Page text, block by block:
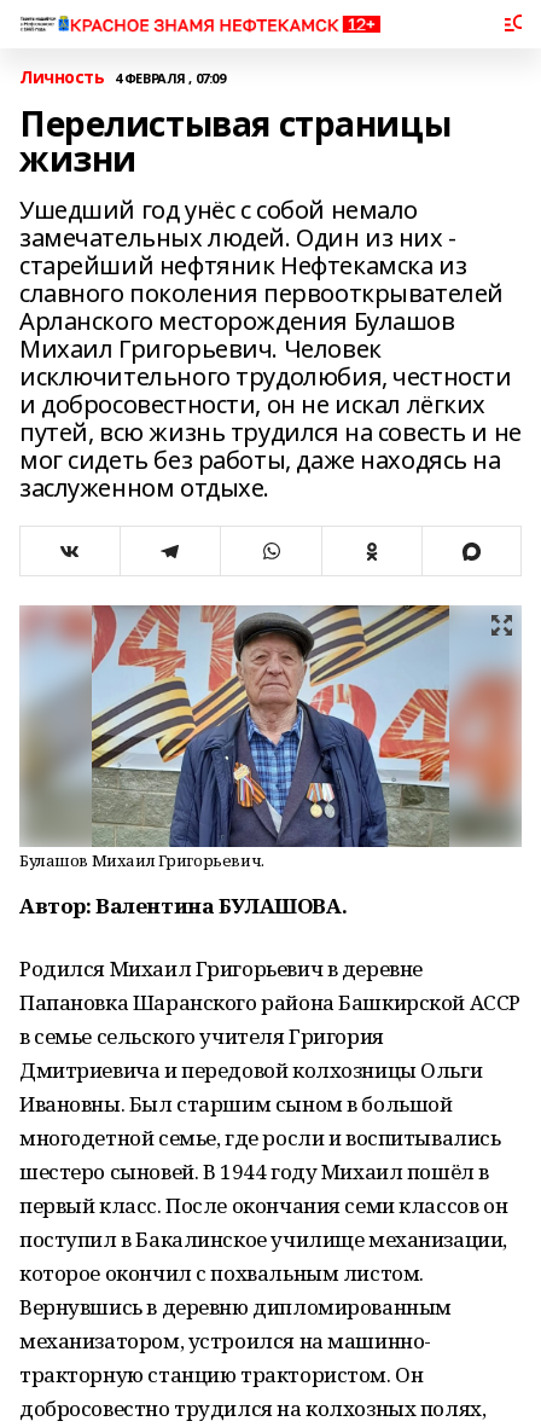
Личность 4 ФЕВРАЛЯ , 07:09
Перелистывая страницы
жизни
Ушедший год унёс с собой немало
замечательных людей. Один из них -
старейший нефтяник Нефтекамска из
славного поколения первооткрывателей
Арланского месторождения Булашов
Михаил Григорьевич. Человек
исключительного трудолюбия, честности
и добросовестности, он не искал лёгких
путей, всю жизнь трудился на совесть и не
мог сидеть без работы, даже находясь на
заслуженном отдыхе.
Булашов Михаил Григорьевич.
Автор: Валентина БУЛАШОВА.
Родился Михаил Григорьевич в деревне
Папановка Шаранского района Башкирской АССР
в семье сельского учителя Григория
Дмитриевича и передовой колхозницы Ольги
Ивановны. Был старшим сыном в большой
многодетной семье, где росли и воспитывались
шестеро сыновей. В 1944 году Михаил пошёл в
первый класс. После окончания семи классов он
поступил в Бакалинское училище механизации,
которое окончил с похвальным листом.
Вернувшись в деревню дипломированным
механизатором, устроился на машинно-
тракторную станцию трактористом. Он
добросовестно трудился на колхозных полях,